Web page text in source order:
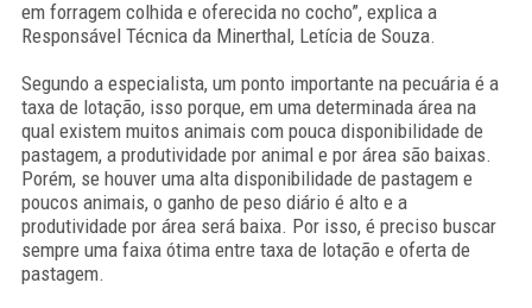
em forragem colhida e oferecida no cocho”, explica a
Responsável Técnica da Minerthal, Letícia de Souza.
Segundo a especialista, um ponto importante na pecuária é a
taxa de lotação, isso porque, em uma determinada área na
qual existem muitos animais com pouca disponibilidade de
pastagem, a produtividade por animal e por área são baixas.
Porém, se houver uma alta disponibilidade de pastagem e
poucos animais, o ganho de peso diário é alto e a
produtividade por área será baixa. Por isso, é preciso buscar
sempre uma faixa ótima entre taxa de lotação e oferta de
pastagem.